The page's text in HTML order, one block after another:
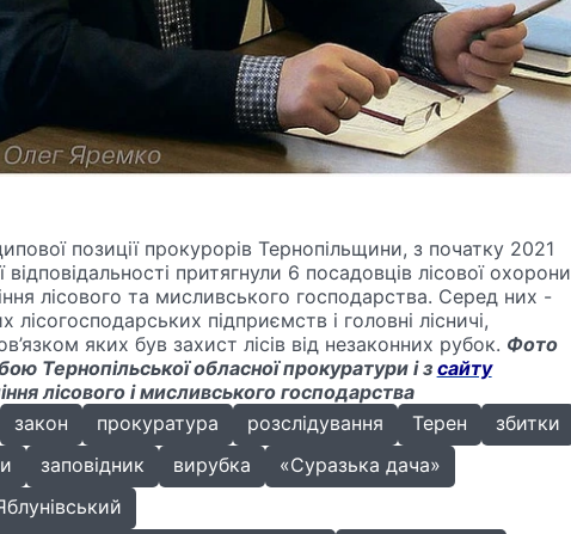
позиції прокурорів Тернопільщини, з початку 2021
притягнули 6 посадовців лісової охорони
лісового та мисливського господарства. Серед них -
лісогосподарських підприємств і головні лісничі,
яких був захист лісів від незаконних рубок. Фото
Тернопільської обласної прокуратури і з сайту
лісового і мисливського господарства
закон прокуратура розслідування Терен
збитки
заповідник вирубка
«Суразька дача»